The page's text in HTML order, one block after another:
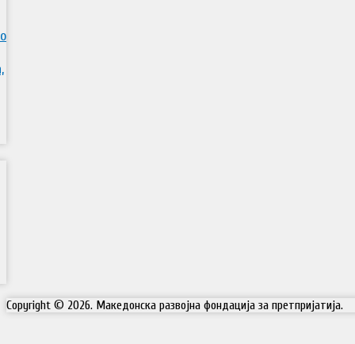
Copyright © 2026. Македонска развојна фондација за претпријатија.